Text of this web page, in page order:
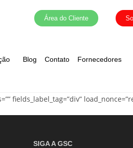
Área do Cliente
Blog Contato Fornecedores
fields_label_tag=”div”
SIGA A GSC